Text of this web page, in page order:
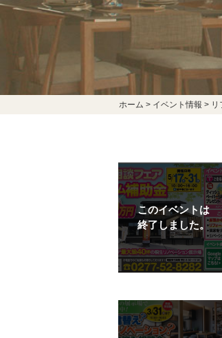
ホーム > イベント情報 > リ
このイベントは
終了しました。